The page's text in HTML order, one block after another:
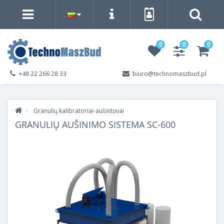
0 0 0
biuro@technomaszbud.pl
+48 22 266 28 33
Granulių kalibratoriai-aušintuvai
GRANULIŲ AUŠINIMO SISTEMA SC-600